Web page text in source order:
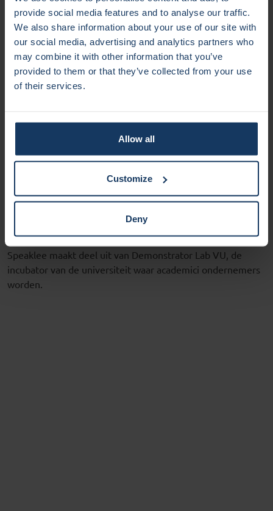
provide social media features and to analyse our traffic.
We also share information about your use of our site with
our social media, advertising and analytics partners who
may combine it with other information that you’ve
provided to them or that they’ve collected from your use
of their services.
Allow all
Customize
Deny
en professionele expertise hand in hand gaan om
wachttijden te verkorten en de resultaten voor kinderen
overal te verbeteren. We zijn vereerd om deze
onderzoeksreis met de VU Amsterdam te beginnen en
kijken uit naar de impact die we samen kunnen maken”.
Het verkrijgen van de
benodigde financiering
Speaklee heeft, in nauwe samenwerking met de Vrije
Universiteit Amsterdam (afdeling Taal, Literatuur en
Communicatie), de Topsector ICT mkb-subsidie van €
Speaklee maakt deel uit van Demonstrator Lab VU, de
incubator van de universiteit waar academici ondernemers
worden.